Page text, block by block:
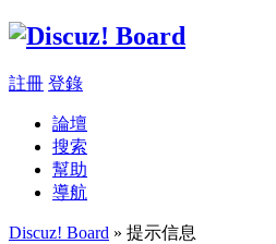
註冊 登錄
論壇
搜索
幫助
導航
Discuz! Board » 提示信息